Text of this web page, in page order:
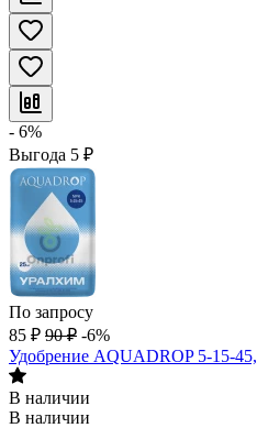
- 6%
Выгода 5 ₽
По запросу
85 ₽ 90 ₽ -6%
Удобрение AQUADROP 5-15-
В наличии
В наличии